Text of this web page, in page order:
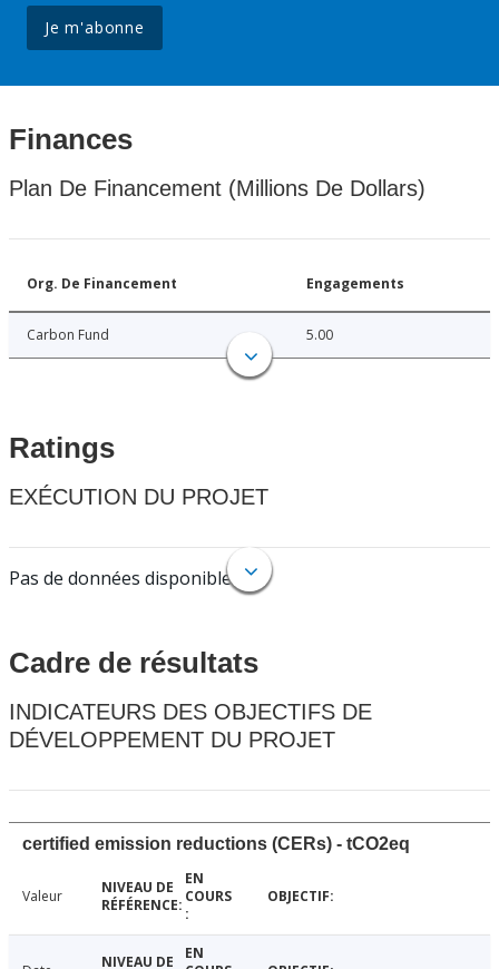
Je m'abonne
Finances
Plan De Financement (Millions De Dollars)
Org. De Financement Engagements
Carbon Fund 5.00
Ratings
EXÉCUTION DU PROJET
Pas de données disponibles.
Cadre de résultats
INDICATEURS DES OBJECTIFS DE
DÉVELOPPEMENT DU PROJET
certified emission reductions (CERs) - tCO2eq
Valeur